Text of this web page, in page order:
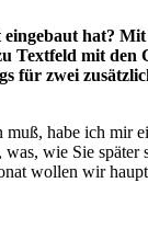
hat?
Textfeld mit
für zwei
habe ich mir
wie Sie später
wollen wir